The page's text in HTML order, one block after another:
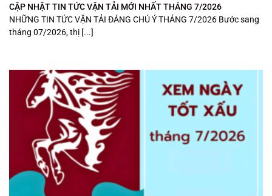
CẬP NHẬT TIN TỨC VẬN TẢI MỚI NHẤT THÁNG 7/2026
NHỮNG TIN TỨC VẬN TẢI ĐÁNG CHÚ Ý THÁNG 7/2026 Bước sang
tháng 07/2026, thị [...]